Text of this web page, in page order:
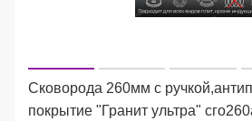
Сковорода 260мм с
покрытие